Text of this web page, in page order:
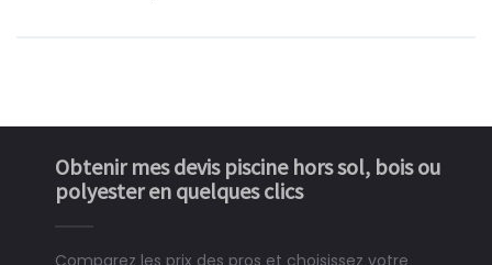
Obtenir mes devis piscine hors sol, bois ou
polyester en quelques clics
Comparez les prix des pros et choisissez votre